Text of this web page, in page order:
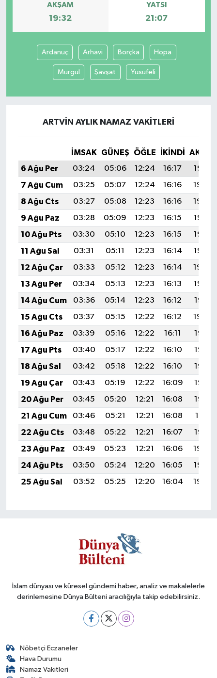
AKŞAM
19:32
YATSI
21:07
Ardanuç Arhavi Borçka Hopa
Murgul Şavşat Yusufeli
ARTVIN AYLIK NAMAZ VAKITLERI
İMSAK GÜNEŞ ÖĞLE İKINDI
6 Ağu Per
03:24 05:06 12:24 16:17
19:32
7 Ağu Cum
03:25 05:07 12:24 16:16
19:30
8 Ağu Cts
03:27 05:08 12:23 16:16
19:29
9 Ağu Paz
03:28 05:09 12:23 16:15
19:28
10 Ağu Pts
03:30 05:10 12:23 16:15
19:27
11 Ağu Sal
03:31 05:11 12:23 16:14
19:25
12 Ağu Çar
03:33 05:12 12:23 16:14
19:24
13 Ağu Per
03:34 05:13 12:23 16:13
19:23
14 Ağu Cum
03:36 05:14 12:23 16:12
19:21
15 Ağu Cts
03:37 05:15 12:22 16:12
19:20
16 Ağu Paz
03:39 05:16 12:22 16:11
19:18
17 Ağu Pts
03:40 05:17 12:22 16:10
19:17
18 Ağu Sal
03:42 05:18 12:22 16:10
19:16
19 Ağu Çar
03:43 05:19 12:22 16:09
19:14
20 Ağu Per
03:45 05:20 12:21 16:08
19:13
21 Ağu Cum
03:46 05:21 12:21 16:08
19:11
22 Ağu Cts
03:48 05:22 12:21 16:07
19:10
23 Ağu Paz
03:49 05:23 12:21 16:06
19:08
24 Ağu Pts
03:50 05:24 12:20 16:05
19:07
25 Ağu Sal
03:52 05:25 12:20 16:04 19:05
İslam dünyası ve küresel gündemi haber, analiz ve makalelerle
derinlemesine Dünya Bülteni aracılığıyla takip edebilirsiniz.
Nöbetçi Eczaneler
Hava Durumu
Namaz Vakitleri